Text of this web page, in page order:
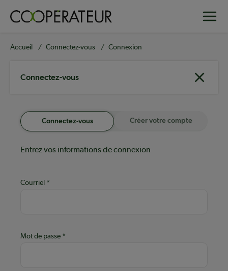
principal
Fil
Accueil Connectez-vous Connexion
Connectez-vous
Connectez-vous Créer votre compte
Entrez vos informations de connexion
Courriel
Mot de passe